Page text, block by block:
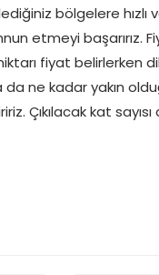
bölgelere hızlı
etmeyi başarırız.
fiyat belirlerken
ne kadar yakın
Çıkılacak kat